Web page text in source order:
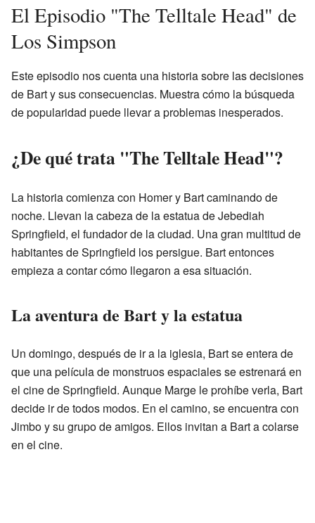
El Episodio "The Telltale Head" de
Los Simpson
Este episodio nos cuenta una historia sobre las decisiones
de Bart y sus consecuencias. Muestra cómo la búsqueda
de popularidad puede llevar a problemas inesperados.
¿De qué trata "The Telltale Head"?
La historia comienza con Homer y Bart caminando de
noche. Llevan la cabeza de la estatua de Jebediah
Springfield, el fundador de la ciudad. Una gran multitud de
habitantes de Springfield los persigue. Bart entonces
empieza a contar cómo llegaron a esa situación.
La aventura de Bart y la estatua
Un domingo, después de ir a la iglesia, Bart se entera de
que una película de monstruos espaciales se estrenará en
el cine de Springfield. Aunque Marge le prohíbe verla, Bart
decide ir de todos modos. En el camino, se encuentra con
Jimbo y su grupo de amigos. Ellos invitan a Bart a colarse
en el cine.